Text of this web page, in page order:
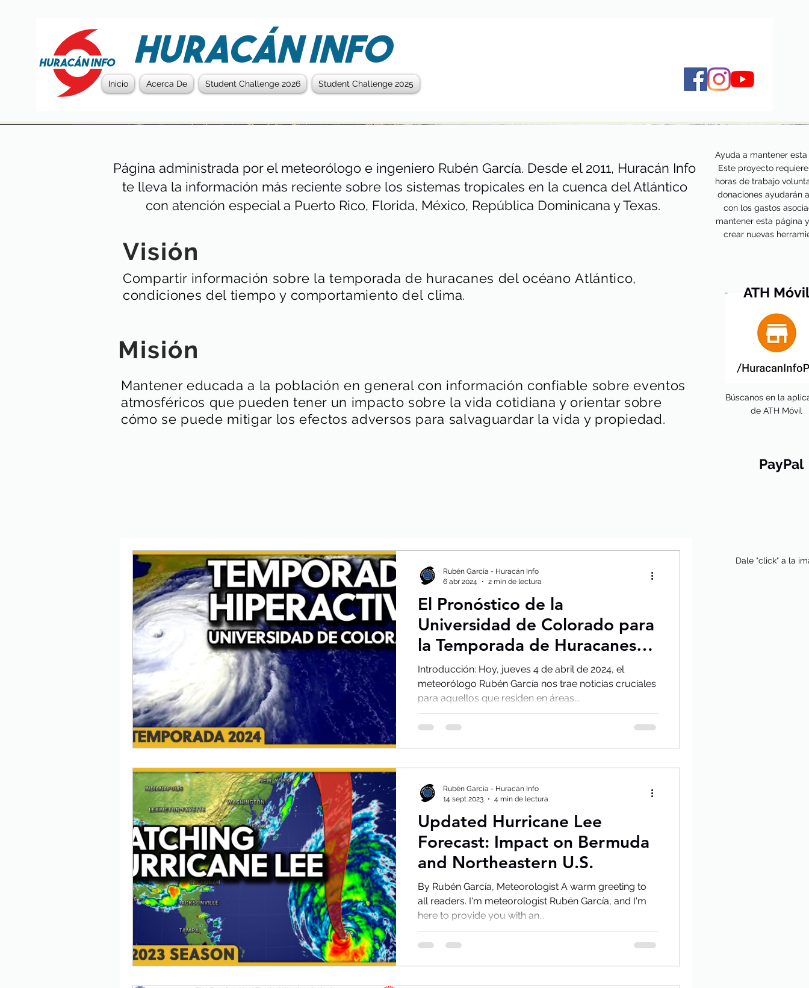
HURACÁN INFO
Inicio Acerca De Student Challenge 2026 Student Challenge 2025
Página administrada por el meteorólogo e ingeniero Rubén García. Desde el 2011, Huracán Info
te lleva la información más reciente sobre los sistemas tropicales en la cuenca del Atlántico
con atención especial a Puerto Rico, Florida, México, República Dominicana y Texas.
Visión
Compartir información sobre la temporada de huracanes delocéano Atlántico,
condiciones del tiempo y comportamiento del clima.
Misión
Mantener educada a la población en general con información confiable sobre eventos
atmosféricos que pueden tener un impacto sobre la vida cotidiana y orientar sobre
cómo se puede mitigar los efectos adversos para salvaguardar la vida y propiedad.
Ayuda a mantener esta
Este proyecto
horas de trabajo
donaciones ayudarán
con los gastos
mantener esta página
crear nuevas
ATH Móvil
Búscanos en la
de ATH Móvil
PayPal
El Pronóstico de la
Universidad de Colorado para
la Temporada de Huracanes
2024: Alerta de Posible
Actividad Récord
Introducción: Hoy, jueves 4 de abril de 2024, el
meteorólogo Rubén García nos trae noticias cruciales
para aquellos que residen en áreas...
Rubén García - Huracán Info
6 abr 2024
2 min de lectura
Updated Hurricane Lee
Forecast: Impact on Bermuda
and Northeastern U.S.
By Rubén García, Meteorologist A warm greeting to
all readers. I'm meteorologist Rubén García, and I'm
here to provide you with an...
Rubén García - Huracán Info
14 sept 2023
4 min de lectura
Dale "click" a la